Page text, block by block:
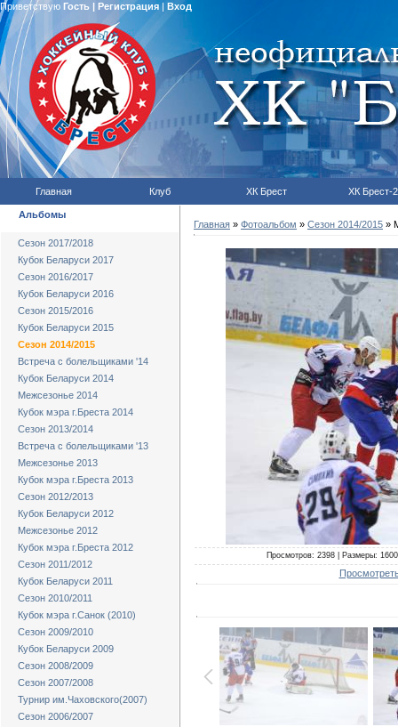
Приветствую Гость | Регистрация| Вход
Главная Клуб ХК Брест ХК Брест-2
Альбомы
Сезон 2017/2018
Кубок Беларуси 2017
Сезон 2016/2017
Кубок Беларуси 2016
Сезон 2015/2016
Кубок Беларуси 2015
Сезон 2014/2015
Встреча с болельщиками '14
Кубок Беларуси 2014
Межсезонье 2014
Кубок мэра г.Бреста 2014
Сезон 2013/2014
Встреча с болельщиками '13
Межсезонье 2013
Кубок мэра г.Бреста 2013
Сезон 2012/2013
Кубок Беларуси 2012
Межсезонье 2012
Кубок мэра г.Бреста 2012
Сезон 2011/2012
Кубок Беларуси 2011
Сезон 2010/2011
Кубок мэра г.Санок (2010)
Сезон 2009/2010
Кубок Беларуси 2009
Сезон 2008/2009
Сезон 2007/2008
Турнир им.Чаховского(2007)
Сезон 2006/2007
Главная » Фотоальбом » Сезон 2014/2015 »
Просмотров: 2398 | Размеры: